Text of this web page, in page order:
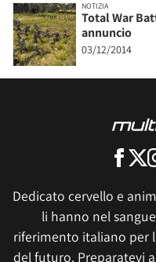
NOTIZIA
Total War
annuncio
03/12/2014
Dedicato cervello e
li hanno nel
riferimento italiano per
del futuro. Preparatevi